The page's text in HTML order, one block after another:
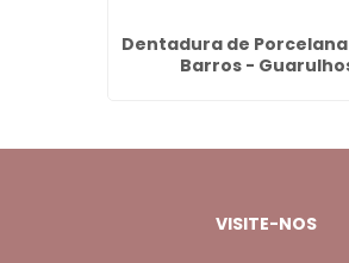
Dentadura de
Barros -
VISITE-NOS